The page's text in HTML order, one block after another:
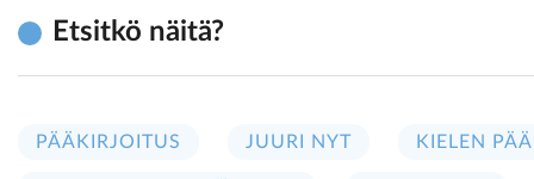
Etsitkö näitä?
PÄÄKIRJOITUS JUURI NYT KIELEN